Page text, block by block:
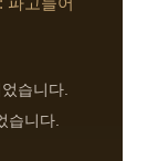
습니다.
습니다.